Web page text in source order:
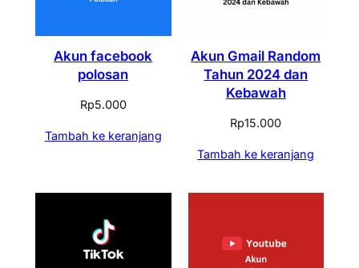
Akun facebook
polosan
Rp5.000
Tambah ke keranjang
Akun Gmail Random
Tahun 2024 dan
Kebawah
Rp15.000
Tambah ke keranjang